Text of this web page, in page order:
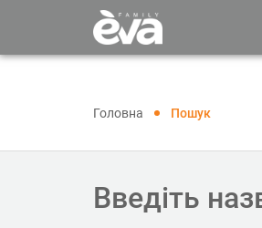
Головна Пошук
Введіть